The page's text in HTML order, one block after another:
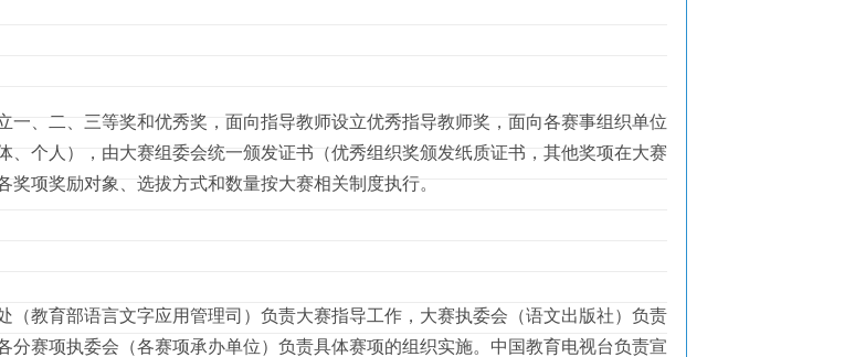
、二、三等奖和优秀奖，面向指导教师设立优秀指导教师奖，面向各赛事组织单位
、个人），由大赛组委会统一颁发证书（优秀组织奖颁发纸质证书，其他奖项在大赛
奖项奖励对象、选拔方式和数量按大赛相关制度执行。
教育部语言文字应用管理司）负责大赛指导工作，大赛执委会（语文出版社）负责
分赛项执委会（各赛项承办单位）负责具体赛项的组织实施。中国教育电视台负责宣